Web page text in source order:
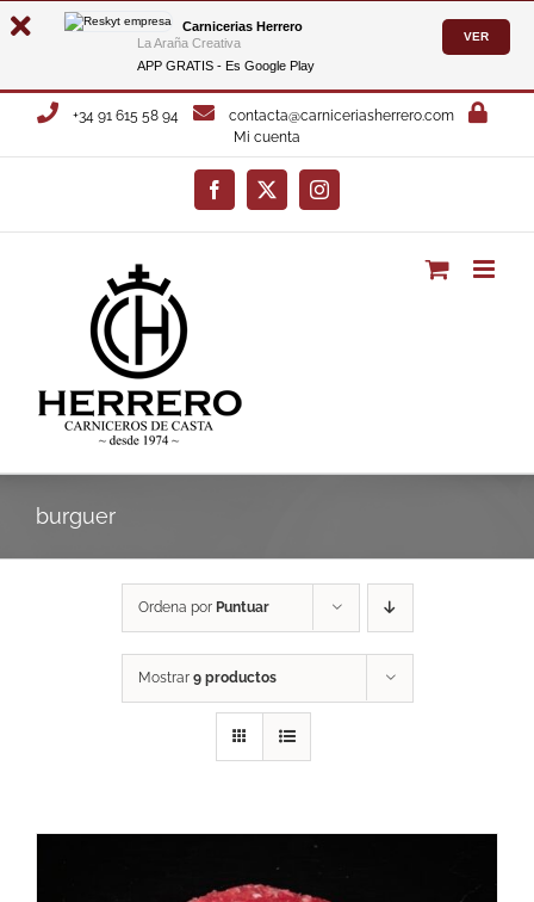
Carnicerias Herrero
La Araña Creativa
APP GRATIS - Es Google Play
VER
Saltar
+34 91 615 58 94
contacta@carniceriasherrero.com
Mi cuenta
Facebook
X Instagram
burguer
Ordena por Puntuar
Mostrar 9 productos